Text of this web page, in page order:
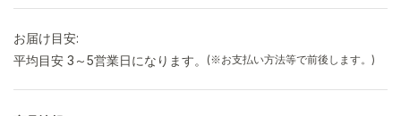
お届け目安:
平均目安 3～5営業日になります。
(※お支払い方法等で前後します。)